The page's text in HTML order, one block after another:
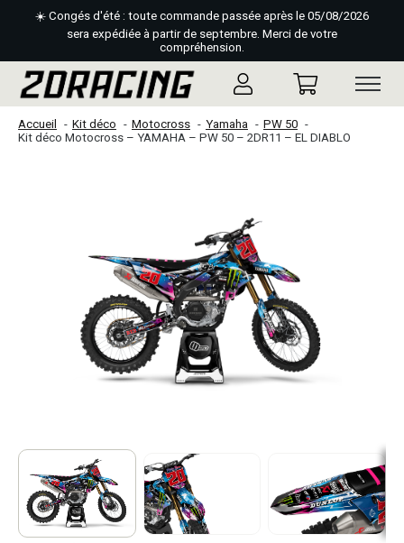
☀️ Congés d'été : toute commande passée après le 05/08/2026
sera expédiée à partir de septembre. Merci de votre
compréhension.
Accueil Kit déco Motocross Yamaha
PW 50
Kit déco Motocross – YAMAHA – PW 50 – 2DR11 – EL DIABLO